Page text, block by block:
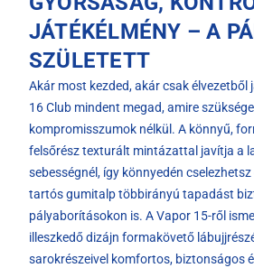
JÁTÉKÉLMÉNY – A
SZÜLETETT
Akár most kezded, akár csak élvezetből
16 Club mindent megad, amire
kompromisszumok nélkül. A könnyű,
felsőrész texturált mintázattal javítja a
sebességnél, így könnyedén
tartós gumitalp többirányú tapadást
pályaborításokon is. A Vapor 15-ről
illeszkedő dizájn formakövető
sarokrészeivel komfortos, biztonságos